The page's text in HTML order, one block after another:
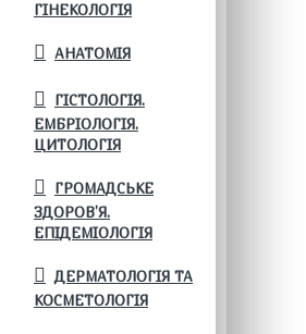
ГІНЕКОЛОГІЯ
АНАТОМІЯ
ГІСТОЛОГІЯ.
ЕМБРІОЛОГІЯ.
ЦИТОЛОГІЯ
ГРОМАДСЬКЕ
ЗДОРОВ’Я.
ЕПІДЕМІОЛОГІЯ
ДЕРМАТОЛОГІЯ ТА
КОСМЕТОЛОГІЯ